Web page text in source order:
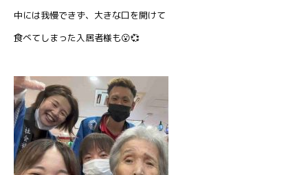
中には我慢できず、大きな口を開けて
食べてしまった入居者様も😮💞